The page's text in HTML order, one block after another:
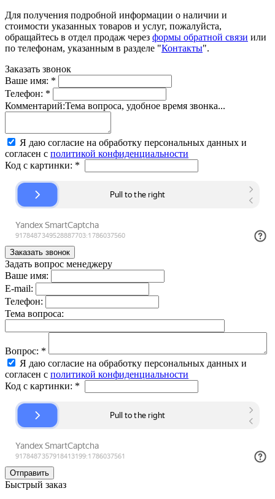
Для получения подробной информации о наличии и
стоимости указанных товаров и услуг, пожалуйста,
обращайтесь в отдел продаж через формы обратной связи или
по телефонам, указанным в разделе "Контакты".
Заказать звонок
Ваше имя: *
Телефон: *
Комментарий:Тема вопроса, удобное время звонка...
Я даю согласие на обработку персональных данных и
согласен с политикой конфиденциальности
Код с картинки: *
Задать вопрос менеджеру
Ваше имя:
E-mail:
Телефон:
Тема вопроса:
Вопрос: *
Я даю согласие на обработку персональных данных и
согласен с политикой конфиденциальности
Код с картинки: *
Быстрый заказ